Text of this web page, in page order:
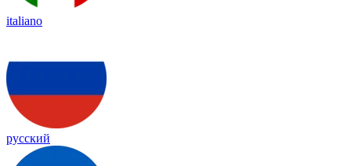
italiano
русский